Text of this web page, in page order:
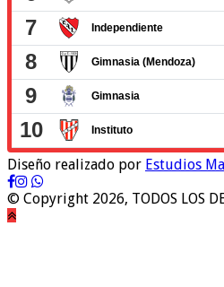
Diseño realizado por Estudios
© Copyright 2026, TODOS LOS